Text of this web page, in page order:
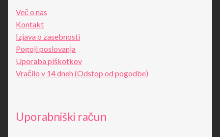
Več o nas
Kontakt
Izjava o zasebnosti
Pogoji poslovanja
Uporaba piškotkov
Vračilo v 14 dneh (Odstop od pogodbe)
Uporabniški račun